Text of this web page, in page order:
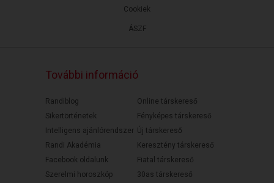
ÁSZF
Cookiek
További információ
Randiblog
Sikertörténetek
Intelligens ajánlórendszer
Randi Akadémia
Facebook oldalunk
Szerelmi horoszkóp
Online társkereső
Fényképes társkereső
Új társkereső
Keresztény társkereső
Fiatal társkereső
30as társkereső